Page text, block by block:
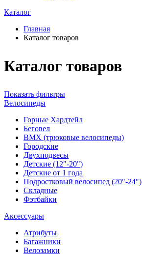
Каталог
Главная
Каталог товаров
Каталог товаров
Показать фильтры
Велосипеды
Горные Хардтейл
Беговел
ВМХ (трюковые велосипеды)
Городские
Двухподвесы
Детские (12"-20")
Детские от 1 года
Подростковый велосипед (20"-24")
Складные
Фэтбайки
Аксессуары
Атрибуты
Багажники
Велозамки